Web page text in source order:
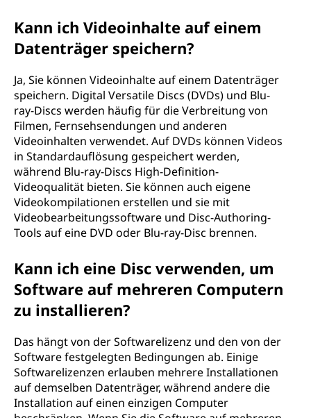
Kann ich Videoinhalte auf einem
Datenträger speichern?
Ja, Sie können Videoinhalte auf einem Datenträger
speichern. Digital Versatile Discs (DVDs) und Blu-
ray-Discs werden häufig für die Verbreitung von
Filmen, Fernsehsendungen und anderen
Videoinhalten verwendet. Auf DVDs können Videos
in Standardauflösung gespeichert werden,
während Blu-ray-Discs High-Definition-
Videoqualität bieten. Sie können auch eigene
Videokompilationen erstellen und sie mit
Videobearbeitungssoftware und Disc-Authoring-
Tools auf eine DVD oder Blu-ray-Disc brennen.
Kann ich eine Disc verwenden, um
Software auf mehreren Computern
zu installieren?
Das hängt von der Softwarelizenz und den von der
Software festgelegten Bedingungen ab. Einige
Softwarelizenzen erlauben mehrere Installationen
auf demselben Datenträger, während andere die
Installation auf einen einzigen Computer